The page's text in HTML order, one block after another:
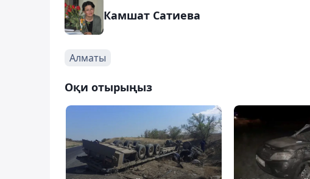
Камшат Сатиева
Алматы
Оқи отырыңыз